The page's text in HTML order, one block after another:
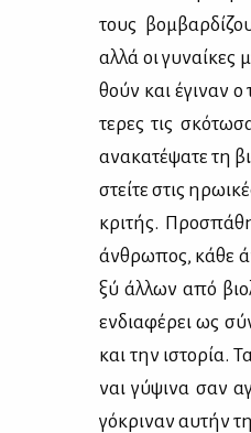
τους
αλ­λά οι
θούν και έγι­ναν ο
τε­ρες τις
ανα­κα­τέ­ψα­τε τη
στεί­τε στις
κρι­τής.
άν­θρω­πος, κά­θε
ξύ άλ­λων από
εν­δια­φέ­ρει ως
και την ιστο­ρία.
ναι γύ­ψι­να σαν
γό­κρι­ναν αυ­τήν